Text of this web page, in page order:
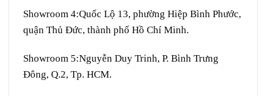
Showroom 4:Quốc Lộ 13, phường Hiệp Bình Phước,
quận Thủ Đức, thành phố Hồ Chí Minh.
Showroom 5:Nguyễn Duy Trinh, P. Bình Trưng
Đông, Q.2, Tp. HCM.